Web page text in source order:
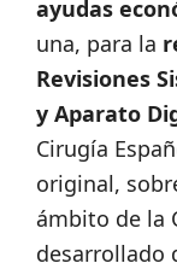
ayudas
una, para la
Revisiones
y Aparato
Cirugía
original,
ámbito de la
desarrollado